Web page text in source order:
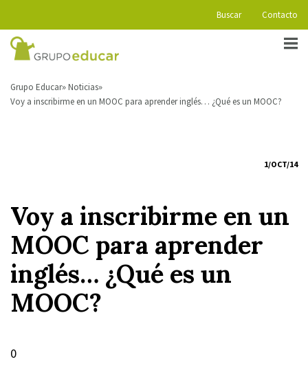
Buscar Contacto
Grupo Educar Noticias
Voy a inscribirme en un MOOC para aprender inglés… ¿Qué es un MOOC?
1/OCT/14
Voy a inscribirme en un
MOOC para aprender
inglés… ¿Qué es un
MOOC?
0